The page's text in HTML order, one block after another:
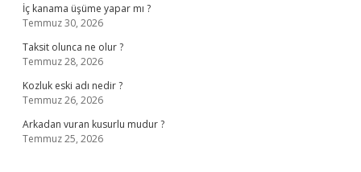
İç kanama üşüme yapar mı ?
Temmuz 30, 2026
Taksit olunca ne olur ?
Temmuz 28, 2026
Kozluk eski adı nedir ?
Temmuz 26, 2026
Arkadan vuran kusurlu mudur ?
Temmuz 25, 2026